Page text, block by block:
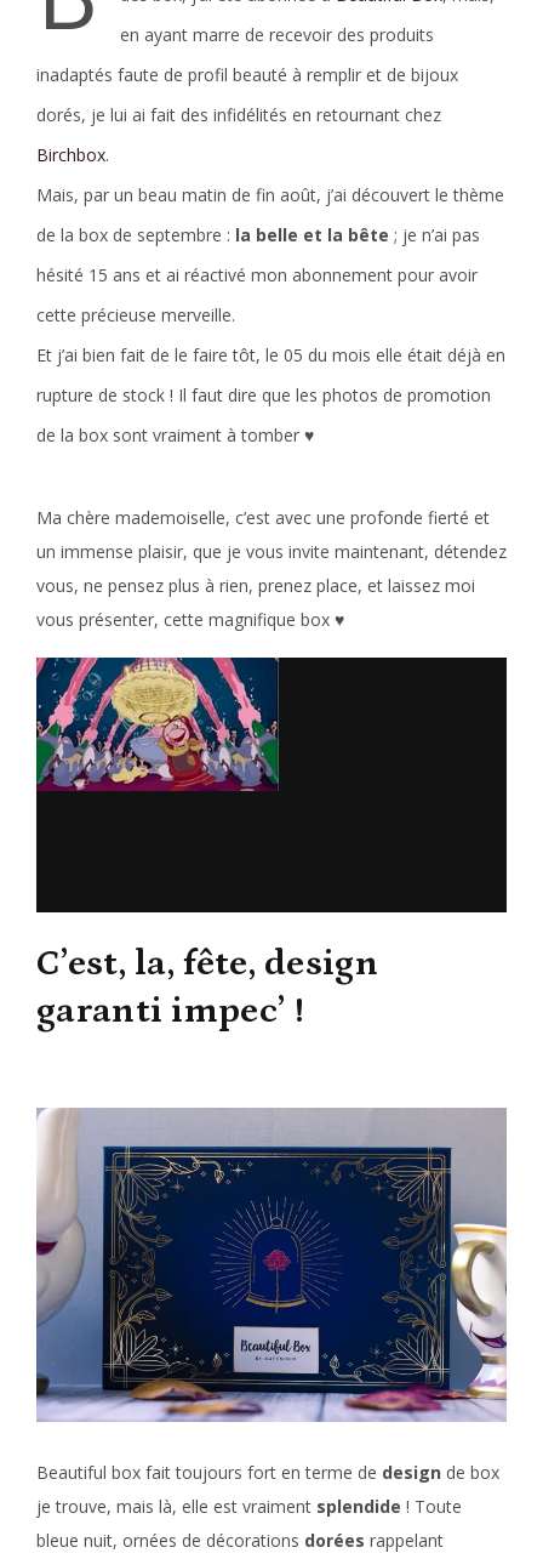
en ayant marre de recevoir des produits
inadaptés faute de profil beauté à remplir et de bijoux
dorés, je lui ai fait des infidélités en retournant chez
Birchbox.
Mais, par un beau matin de fin août, j’ai découvert le thème
de la box de septembre : la belle et la bête ; je n’ai pas
hésité 15 ans et ai réactivé mon abonnement pour avoir
cette précieuse merveille.
Et j’ai bien fait de le faire tôt, le 05 du mois elle était déjà en
rupture de stock ! Il faut dire que les photos de promotion
de la box sont vraiment à tomber ♥
Ma chère mademoiselle, c’est avec une profonde fierté et
un immense plaisir, que je vous invite maintenant, détendez
vous, ne pensez plus à rien, prenez place, et laissez moi
vous présenter, cette magnifique box ♥
C’est, la, fête, design
garanti impec’ !
Beautiful box fait toujours fort en terme de design de box
je trouve, mais là, elle est vraiment splendide ! Toute
bleue nuit, ornées de décorations dorées rappelant